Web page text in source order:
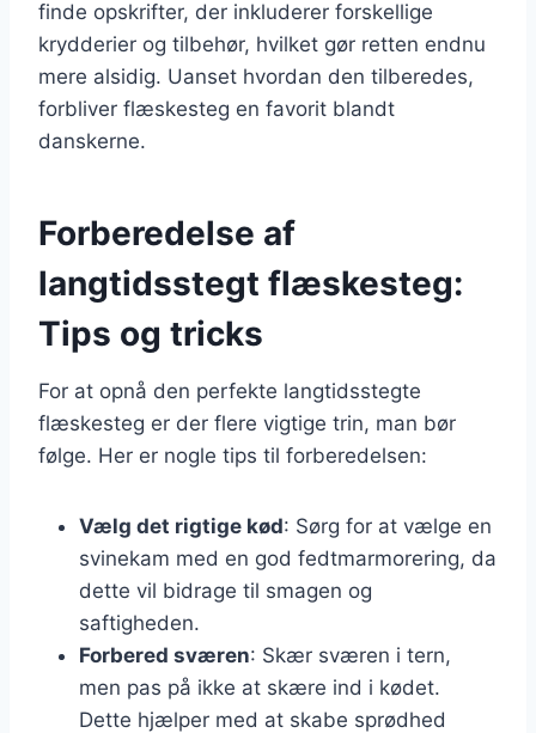
finde opskrifter, der inkluderer forskellige
krydderier og tilbehør, hvilket gør retten endnu
mere alsidig. Uanset hvordan den tilberedes,
forbliver flæskesteg en favorit blandt
danskerne.
Forberedelse af
langtidsstegt flæskesteg:
Tips og tricks
For at opnå den perfekte langtidsstegte
flæskesteg er der flere vigtige trin, man bør
følge. Her er nogle tips til forberedelsen:
Vælg det rigtige kød: Sørg for at vælge en
svinekam med en god fedtmarmorering, da
dette vil bidrage til smagen og
saftigheden.
Forbered sværen: Skær sværen i tern,
men pas på ikke at skære ind i kødet.
Dette hjælper med at skabe sprødhed